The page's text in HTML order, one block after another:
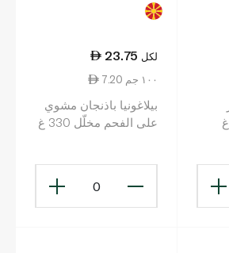
23.75 لكل
7.20 ١٠٠ جم
بيلاغونيا باذنجان مشوي
على الفحم مخلّل 330 غ
0